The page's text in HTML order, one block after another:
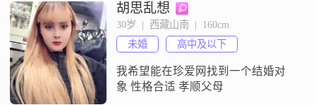
胡思乱想
30岁  |  西藏山南  |  160cm
未婚
高中及以下
我希望能在珍爱网找到一个结婚对
象 性格合适 孝顺父母